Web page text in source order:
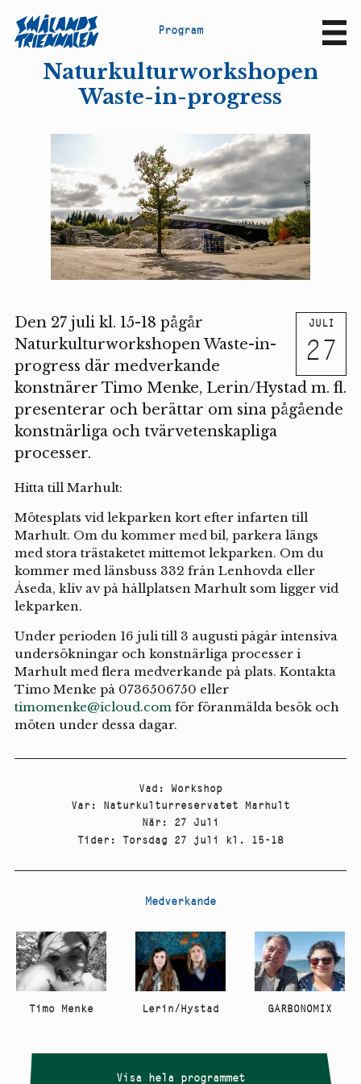
Program
Naturkulturworkshopen
Waste-in-progress
JULI
27
Den 27 juli kl. 15-18 pågår
Naturkulturworkshopen Waste-in-
progress där medverkande
konstnärer Timo Menke, Lerin/Hystad m. fl.
presenterar och berättar om sina pågående
konstnärliga och tvärvetenskapliga
processer.
Hitta till Marhult:
Mötesplats vid lekparken kort efter infarten till
Marhult. Om du kommer med bil, parkera längs
med stora trästaketet mittemot lekparken. Om du
kommer med länsbuss 332 från Lenhovda eller
Åseda, kliv av på hållplatsen Marhult som ligger vid
lekparken.
Under perioden 16 juli till 3 augusti pågår intensiva
undersökningar och konstnärliga processer i
Marhult med flera medverkande på plats. Kontakta
Timo Menke på 0736506750 eller
timomenke@icloud.com för föranmälda besök och
möten under dessa dagar.
Vad : Workshop
Var : Naturkulturreservatet Marhult
När : 27 Juli
Tider : Torsdag 27 juli kl. 15-18
Medverkande
Timo Menke Lerin/Hystad GARBONOMIX
Visa hela programmet